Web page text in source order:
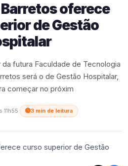
oferece
de Gestão
futura Faculdade de Tecnologia
será o de Gestão Hospitalar,
começar no próxim
3 min de leitura